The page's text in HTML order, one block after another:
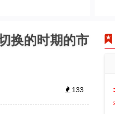
换的时期的市
133